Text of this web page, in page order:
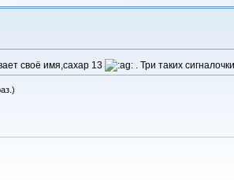
своё имя,сахар 13 . Три таких